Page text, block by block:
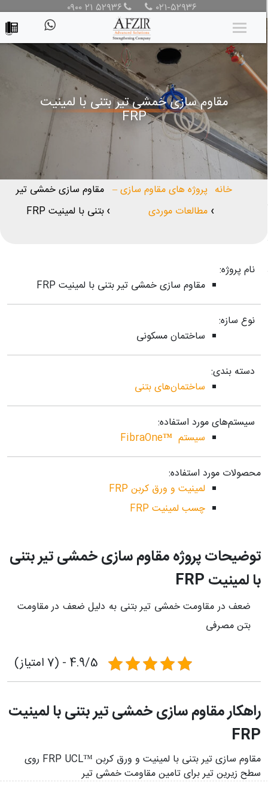
۰۲۱-۵۲۹۳۶ ۰۹۰۰ ۲۱ ۵۲۹۳۶
مقاوم سازی خمشی تیر بتنی با لمینیت
FRP
خانه
❯
پروژه های مقاوم سازی –
مطالعات موردی
❯
مقاوم سازی خمشی تیر
بتنی با لمینیت FRP
نام پروژه:
مقاوم سازی خمشی تیر بتنی با لمینیت FRP
نوع سازه:
ساختمان مسکونی
دسته بندی:
ساختمان‌های بتنی
سیستم‌های مورد استفاده:
سیستم ™FibraOne
محصولات مورد استفاده:
لمینیت و ورق کربن FRP
چسب لمینیت FRP
توضیحات پروژه مقاوم سازی خمشی تیر بتنی
با لمینیت FRP
ضعف در مقاومت خمشی تیر بتنی به دلیل ضعف در مقاومت
بتن مصرفی
4.9/5 - (7 امتیاز)
راهکار مقاوم سازی خمشی تیر بتنی با لمینیت
FRP
مقاوم سازی تیر بتنی با لمینیت و ورق کربن ™FRP UCL روی
سطح زیرین تیر برای تامین مقاومت خمشی تیر